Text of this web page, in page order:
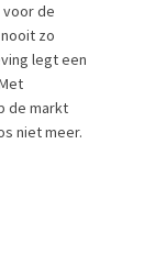
de
zo
legt een
de markt
niet meer.